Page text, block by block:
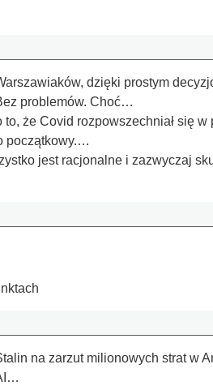
dzięki prostym
problemów. Choć…
że Covid rozpowszechniał się
początkowy.…
jest racjonalne i zazwyczaj
na zarzut milionowych strat w